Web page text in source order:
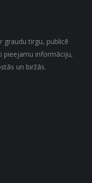
graudu tirgu, publicē
pieejamu informāciju,
un biržās.